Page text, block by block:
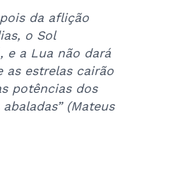
da aflição
o Sol
e a Lua não dará
as estrelas cairão
potências dos
(Mateus